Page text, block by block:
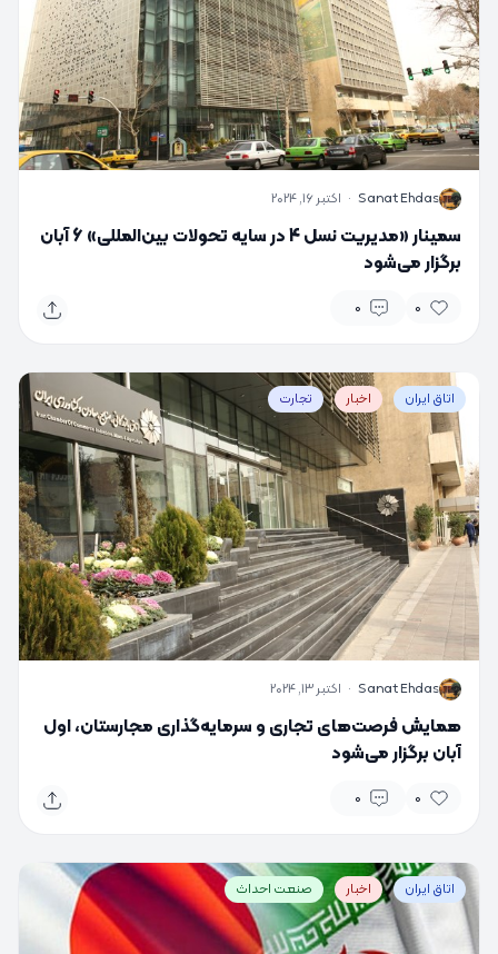
S
Sanat Ehdas
· اکتبر 16, 2024
سمینار «مدیریت نسل 4 در سایه تحولات بین‌المللی» 6 آبان
برگزار می‌شود
0
0
اتاق ایران اخبار تجارت
S
Sanat Ehdas
· اکتبر 13, 2024
همایش فرصت‌های تجاری و سرمایه‌گذاری مجارستان، اول
آبان برگزار می‌شود
0
0
اتاق ایران اخبار صنعت احداث